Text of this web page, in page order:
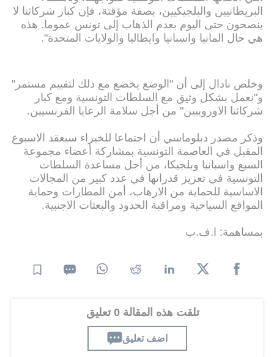
البريطانيين والبلجيكيين، بصفة مؤقتة، فإن كبار شركائنا لا
ينصحون حتى اليوم بعدم الذهاب إلى تونس عموما. هذه
هي حال المانيا واسبانيا وايطاليا والولايات المتحدة".
وخلص نادال إلى أن "الوضع يخضع مع ذلك لتقييم مستمر"
و"نعمل بشكل وثيق مع السلطات التونسية ومع كبار
شركائنا الاوروبيين" من أجل سلامة الرعايا الفرنسيين.
وذكر مصدر دبلوماسي أن اجتماعا للخبراء سيعقد الاسبوع
المقبل في العاصمة التونسية بمشاركة أعضاء مجموعة
السبع واسبانيا وبلجيكا، من أجل مساعدة السلطات
التونسية في تعزيز قدراتها في عدد كبير من المجالات
الاساسية للحماية من الارهاب، أمن المطارات وحماية
المواقع السياحية ومراقبة الحدود والبعثات الاجنبية.
بمساهمة: ا.ف.ب
تلقت هذه المقالة 0 تعليق
اضف تعليق